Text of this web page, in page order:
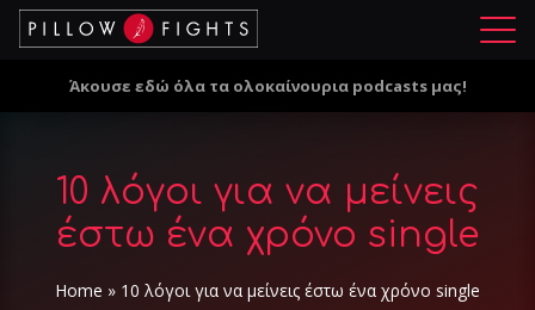
Μ
ο
Άκουσε εδώ όλα τα ολοκαίνουρια podcasts μας!
10 λόγοι για να μείνεις
έστω ένα χρόνο single
Home » 10 λόγοι για να μείνεις έστω ένα χρόνο single